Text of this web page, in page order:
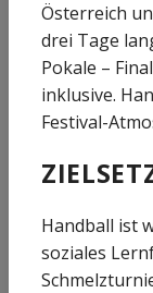
Österreich
drei Tage
Pokale –
inklusive.
Festival-
Handball ist
soziales